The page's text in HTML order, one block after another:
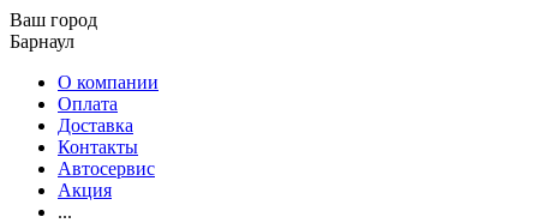
Ваш город
Барнаул
О компании
Оплата
Доставка
Контакты
Автосервис
Акция
...